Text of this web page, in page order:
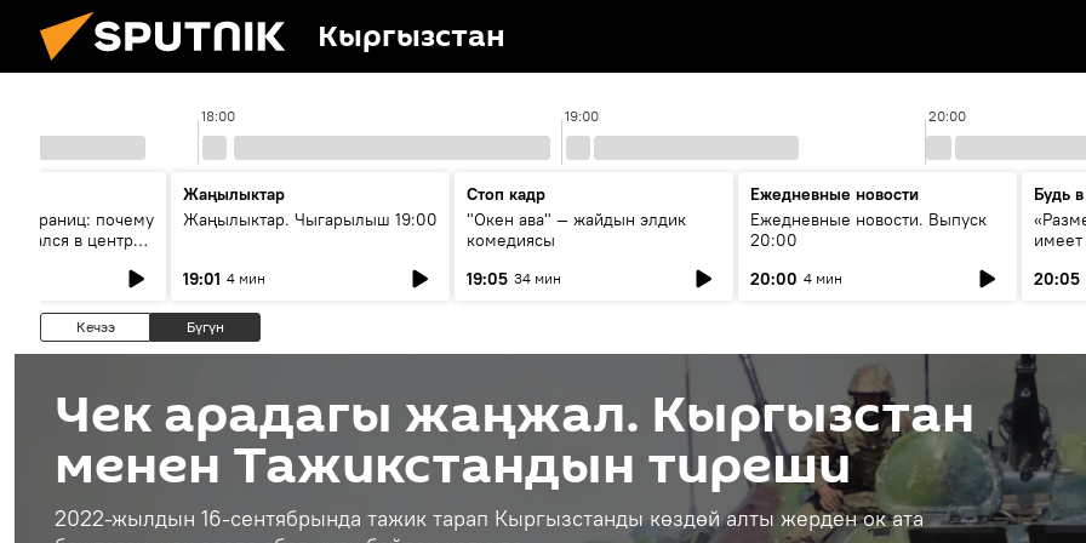
Кыргызстан
18:00 19:00 20:00
границ: почему
в центре
Жаңылыктар
Жаңылыктар. Чыгарылыш 19:00
19:01 4 мин
Стоп кадр
"Окен ава" — жайдын элдик
комедиясы
19:05 34 мин
Ежедневные новости
Ежедневные новости. Выпуск
20:00
20:00 4 мин
Будь
имеет
20:05
Кечээ Бүгүн
Чек арадагы жаңжал. Кыргызстан
менен Тажикстандын тиреши
2022-жылдын 16-сентябрында тажик тарап Кыргызстанды көздөй алты жерден ок ата